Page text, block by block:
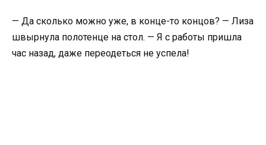
— Да сколько можно уже, в конце-то концов? — Лиза
швырнула полотенце на стол. — Я с работы пришла
час назад, даже переодеться не успела!